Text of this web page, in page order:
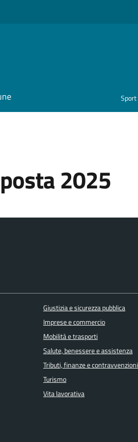
Sport
2025
Giustizia e sicurezza pubblica
Imprese e commercio
Mobilità e trasporti
Salute, benessere e assistenza
Tributi, finanze e contravvenzioni
Turismo
Vita lavorativa